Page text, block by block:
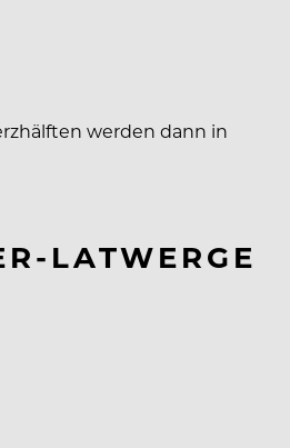
werden dann in
LATWERGE